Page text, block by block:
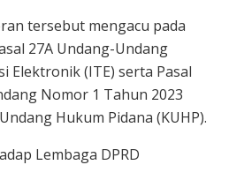
tersebut mengacu pada
27A Undang-Undang
Elektronik (ITE) serta Pasal
Nomor 1 Tahun 2023
Hukum Pidana (KUHP).
Lembaga DPRD